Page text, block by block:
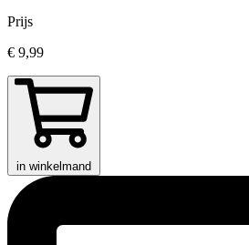
Prijs
€ 9,99
in winkelmand